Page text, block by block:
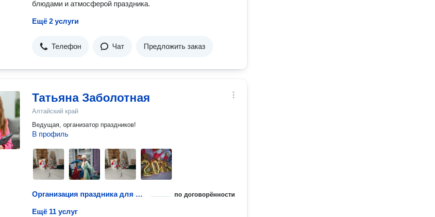
блюдами и атмосферой праздника.
Ещё 2 услуги
Телефон Чат Предложить заказ
Татьяна Заболотная
Алтайский край
Ведущая, организатор праздников!
В профиль
Организация праздника для малышей по договорённости
Ещё 11 услуг